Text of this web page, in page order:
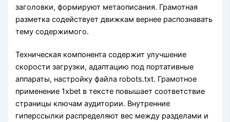
заголовки, формируют метаописания. Грамотная
разметка содействует движкам вернее распознавать
тему содержимого.
Техническая компонента содержит улучшение
скорости загрузки, адаптацию под портативные
аппараты, настройку файла robots.txt. Грамотное
применение 1xbet в тексте повышает соответствие
страницы ключам аудитории. Внутренние
гиперссылки распределяют вес между разделами и